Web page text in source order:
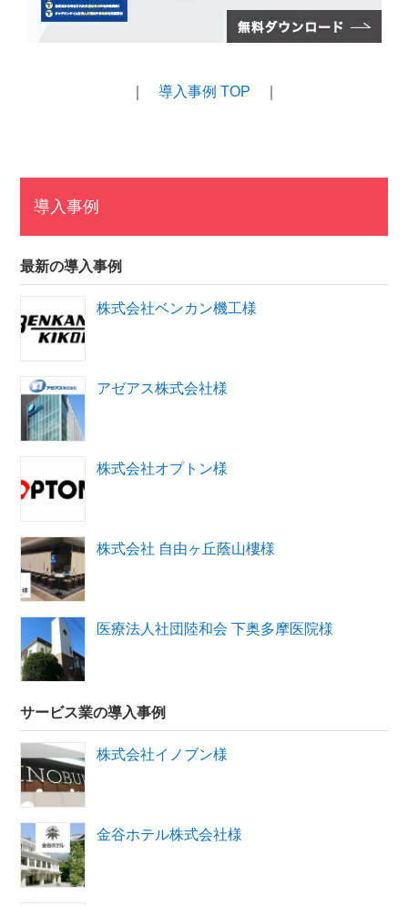
導入事例 TOP
導入事例
最新の導入事例
株式会社ベンカン機工様
アゼアス株式会社様
株式会社オプトン様
株式会社 自由ヶ丘蔭山樓様
医療法人社団陸和会 下奥多摩医院様
サービス業の導入事例
株式会社イノブン様
金谷ホテル株式会社様